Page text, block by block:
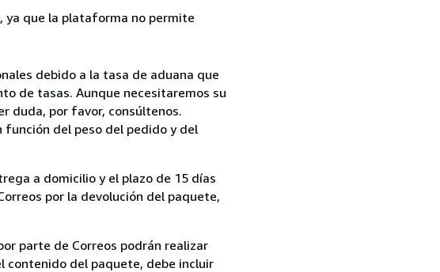
ya que la plataforma no permite
debido a la tasa de aduana que
de tasas. Aunque necesitaremos su
duda, por favor, consúltenos.
función del peso del pedido y del
a domicilio y el plazo de 15 días
por la devolución del paquete,
parte de Correos podrán realizar
contenido del paquete, debe incluir